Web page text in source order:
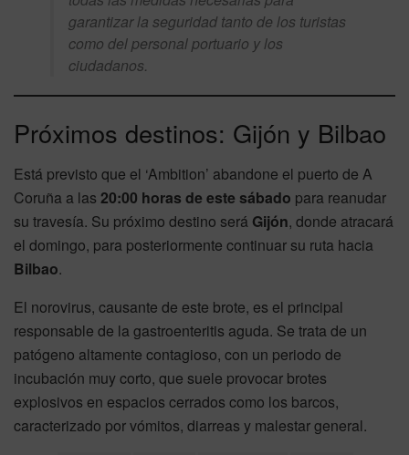
garantizar la seguridad tanto de los turistas
como del personal portuario y los
ciudadanos.
Próximos destinos: Gijón y Bilbao
Está previsto que el ‘Ambition’ abandone el puerto de A
Coruña a las 20:00 horas de este sábado para reanudar
su travesía. Su próximo destino será Gijón, donde atracará
el domingo, para posteriormente continuar su ruta hacia
Bilbao.
El norovirus, causante de este brote, es el principal
responsable de la gastroenteritis aguda. Se trata de un
patógeno altamente contagioso, con un periodo de
incubación muy corto, que suele provocar brotes
explosivos en espacios cerrados como los barcos,
caracterizado por vómitos, diarreas y malestar general.